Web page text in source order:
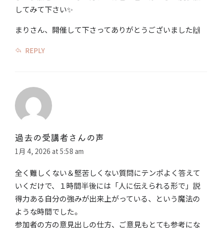
してみて下さい✨
まりさん、開催して下さってありがとうございました🙌
REPLY
過去の受講者さんの声
1月 4, 2026 at 5:58 am
全く難しくない＆堅苦しくない質問にテンポよく答えて
いくだけで、１時間半後には「人に伝えられる形で」説
得力ある自分の強みが出来上がっている、という魔法の
ような時間でした。
参加者の方の意見出しの仕方、ご意見もとても参考にな